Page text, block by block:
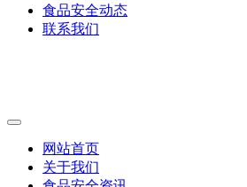
食品安全动态
联系我们
网站首页
关于我们